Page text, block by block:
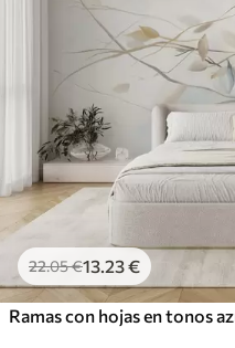
22.05€13 .23€